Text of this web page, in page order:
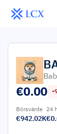
€0.00 -
Börsvärde
€942.02K
24